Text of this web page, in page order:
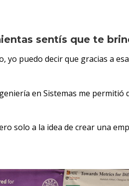
sentís que te
puedo decir que gracias a
en Sistemas me
solo a la idea de crear una